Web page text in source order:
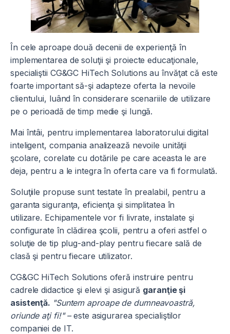
În cele aproape două decenii de experienţă în
implementarea de soluţii şi proiecte educaţionale,
specialiştii CG&GC HiTech Solutions au învăţat că este
foarte important să-şi adapteze oferta la nevoile
clientului, luând în considerare scenariile de utilizare
pe o perioadă de timp medie şi lungă.
Mai întâi, pentru implementarea laboratorului digital
inteligent, compania analizează nevoile unităţii
şcolare, corelate cu dotările pe care aceasta le are
deja, pentru a le integra în oferta care va fi formulată.
Soluţiile propuse sunt testate în prealabil, pentru a
garanta siguranţa, eficienţa şi simplitatea în
utilizare. Echipamentele vor fi livrate, instalate şi
configurate în clădirea şcolii, pentru a oferi astfel o
soluţie de tip plug-and-play pentru fiecare sală de
clasă şi pentru fiecare utilizator.
CG&GC HiTech Solutions oferă instruire pentru
cadrele didactice şi elevi şi asigură garanţie şi
asistenţă. "Suntem aproape de dumneavoastră,
oriunde aţi fi!" –este asigurarea specialiştilor
companiei de IT.